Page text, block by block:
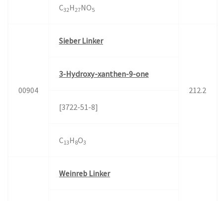
C32H27NO5
00904
Sieber Linker
212.2
3-Hydroxy-xanthen-9-one
[3722-51-8]
C13H 8O3
Weinreb Linker